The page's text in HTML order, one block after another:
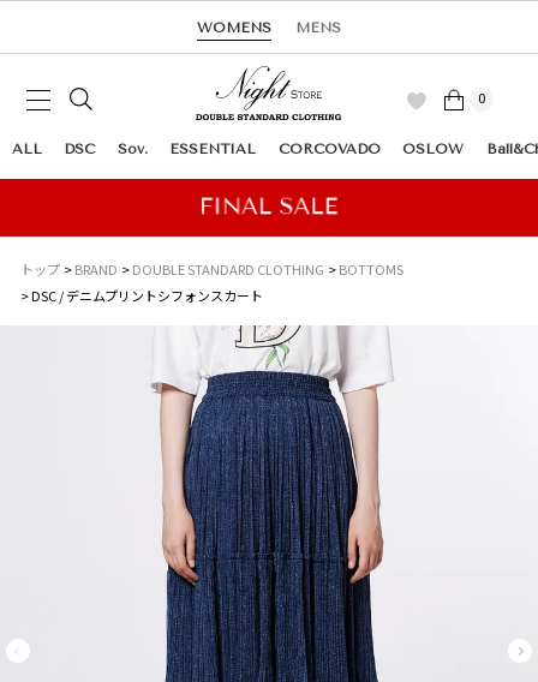
WOMENS MENS
0
ALL DSC Sov. ESSENTIAL CORCOVADO OSLOW
トップ BRAND DOUBLE STANDARD CLOTHING
BOTTOMS
DSC / デニムプリントシフォンスカート